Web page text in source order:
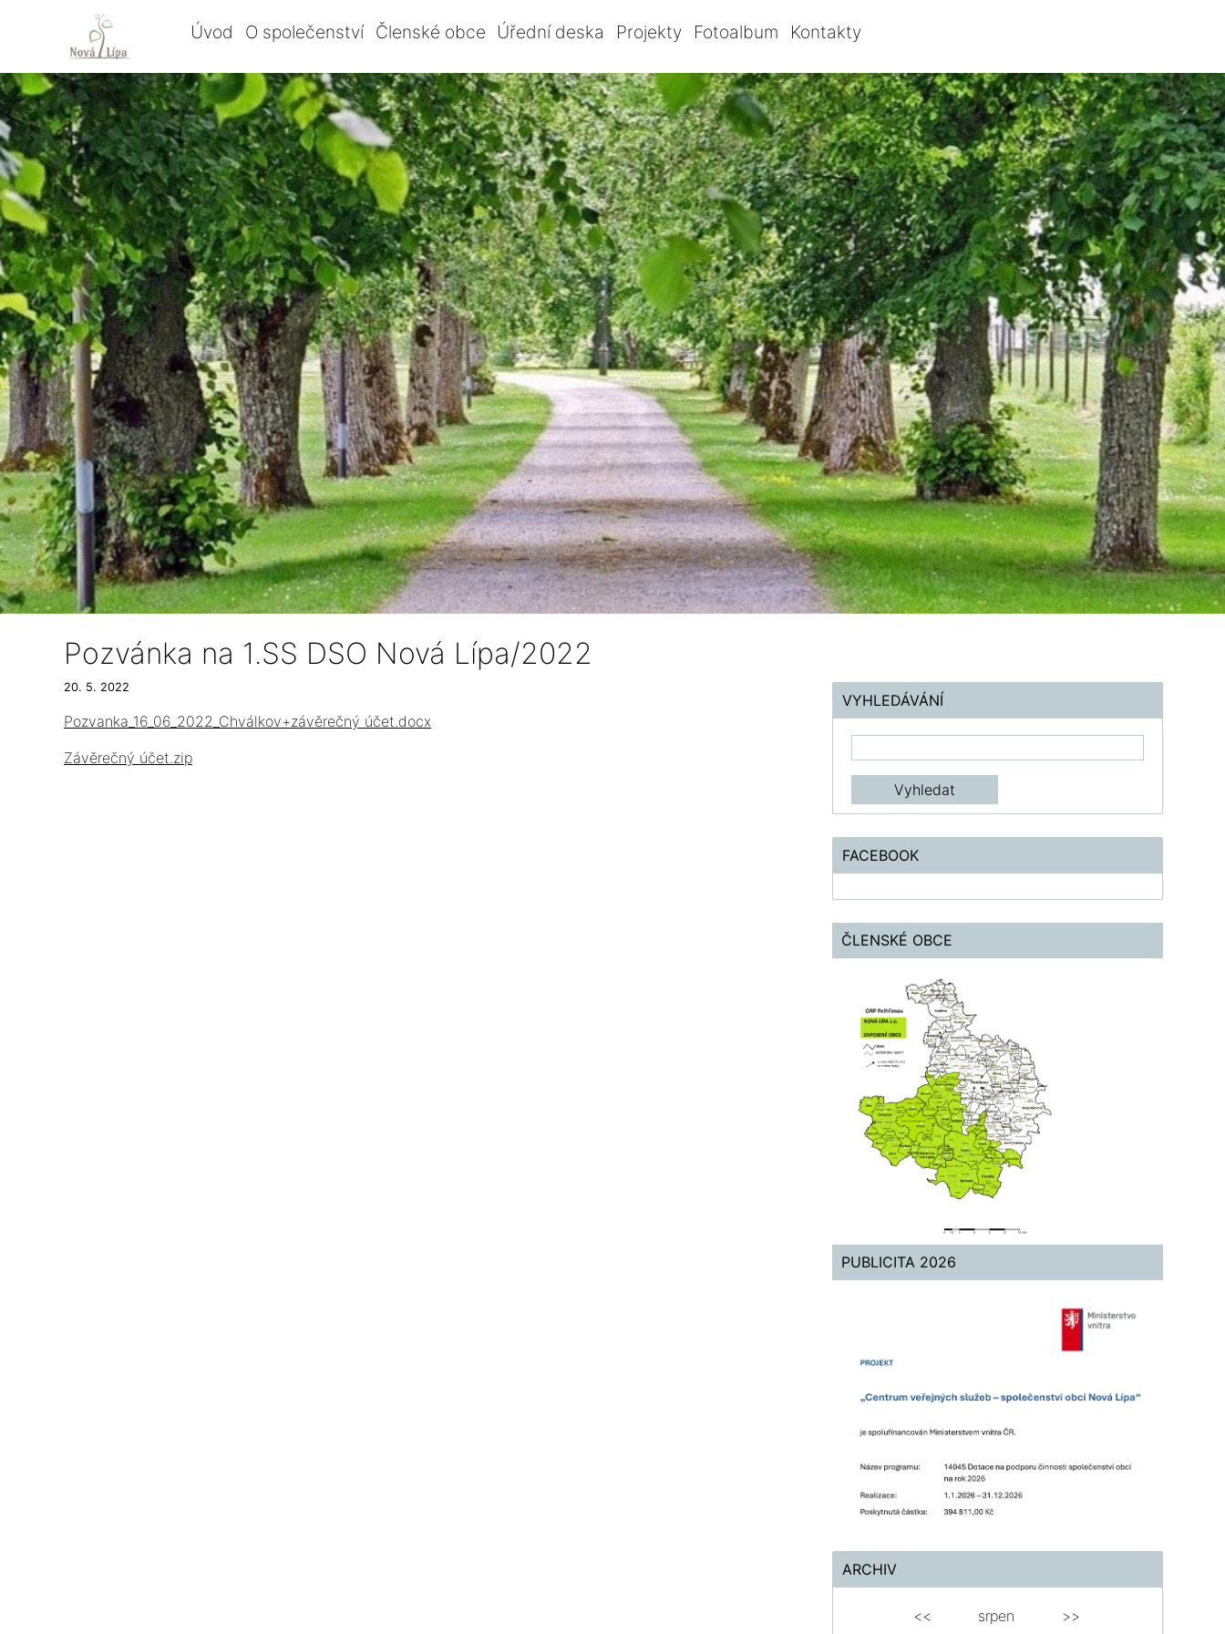
Úvod O společenství Členské obce Úřední deska Projekty Fotoalbum Kontakty
Pozvánka na 1.SS DSO Nová Lípa/2022
20. 5. 2022
Pozvanka_16_06_2022_Chválkov+závěrečný účet.docx
Závěrečný účet.zip
VYHLEDÁVÁNÍ
FACEBOOK
ČLENSKÉ OBCE
PUBLICITA 2026
ARCHIV
<< srpen
>>